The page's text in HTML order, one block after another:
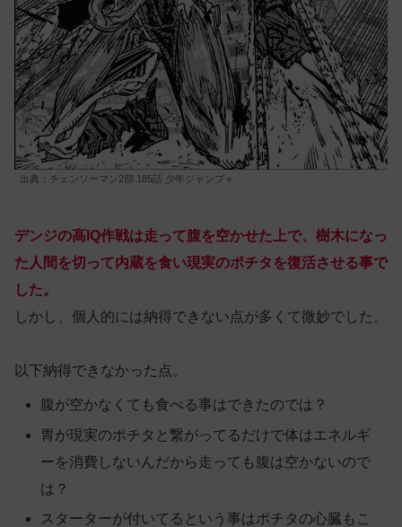
出典：チェンソーマン2部 185話 少年ジャンプ＋
デンジの高IQ作戦は走って腹を空かせた上で、樹木になっ
た人間を切って内蔵を食い現実のポチタを復活させる事で
した。
しかし、個人的には納得できない点が多くて微妙でした。
以下納得できなかった点。
腹が空かなくても食べる事はできたのでは？
胃が現実のポチタと繋がってるだけで体はエネルギ
ーを消費しないんだから走っても腹は空かないので
は？
スターターが付いてるという事はポチタの心臓もこ